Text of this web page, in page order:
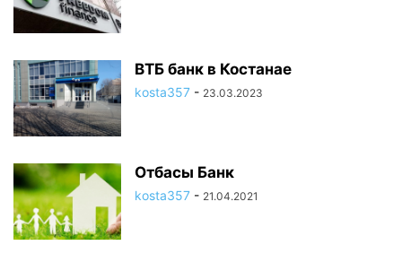
ВТБ банк в Костанае
kosta357 - 23.03.2023
Отбасы Банк
kosta357 - 21.04.2021